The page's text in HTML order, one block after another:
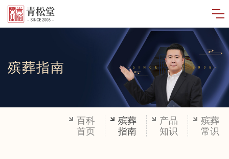
殡葬指南
百科
首页
殡葬
指南
产品
知识
殡葬
常识